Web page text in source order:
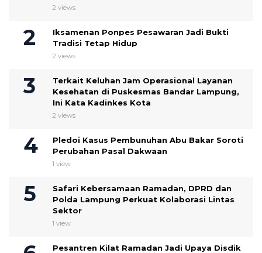
2 views
Iksamenan Ponpes Pesawaran Jadi Bukti
Tradisi Tetap Hidup
2 views
Terkait Keluhan Jam Operasional Layanan
Kesehatan di Puskesmas Bandar Lampung,
Ini Kata Kadinkes Kota
2 views
Pledoi Kasus Pembunuhan Abu Bakar Soroti
Perubahan Pasal Dakwaan
1 view
Safari Kebersamaan Ramadan, DPRD dan
Polda Lampung Perkuat Kolaborasi Lintas
Sektor
1 view
Pesantren Kilat Ramadan Jadi Upaya Disdik